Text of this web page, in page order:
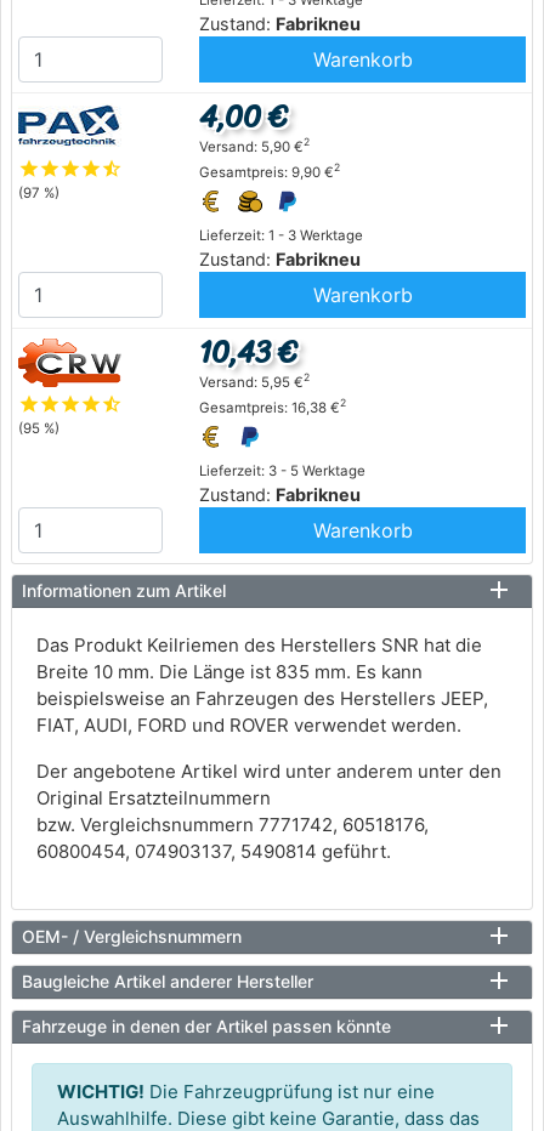
Zustand: Fabrikneu
Warenkorb
starstarstarstarstar_half
(97 %)
Lieferzeit: 1 - 3 Werktage
Zustand: Fabrikneu
4,00 €
Versand: 5,90 €2
Gesamtpreis: 9,90 €2
Warenkorb
starstarstarstarstar_half
(95 %)
Lieferzeit: 3 - 5 Werktage
Zustand: Fabrikneu
10,43 €
Versand: 5,95 €2
Gesamtpreis: 16,38 €2
Warenkorb
Informationen zum Artikel
Das Produkt Keilriemen des Herstellers SNR hat die
Breite 10 mm. Die Länge ist 835 mm. Es kann
beispielsweise an Fahrzeugen des Herstellers JEEP,
FIAT, AUDI, FORD und ROVER verwendet werden.
Der angebotene Artikel wird unter anderem unter den
Original Ersatzteilnummern
bzw. Vergleichsnummern 7771742, 60518176,
60800454, 074903137, 5490814 geführt.
OEM- / Vergleichsnummern
Baugleiche Artikel anderer Hersteller
Fahrzeuge in denen der Artikel passen könnte
WICHTIG! Die Fahrzeugprüfung ist nur eine
Auswahlhilfe. Diese gibt keine Garantie, dass das